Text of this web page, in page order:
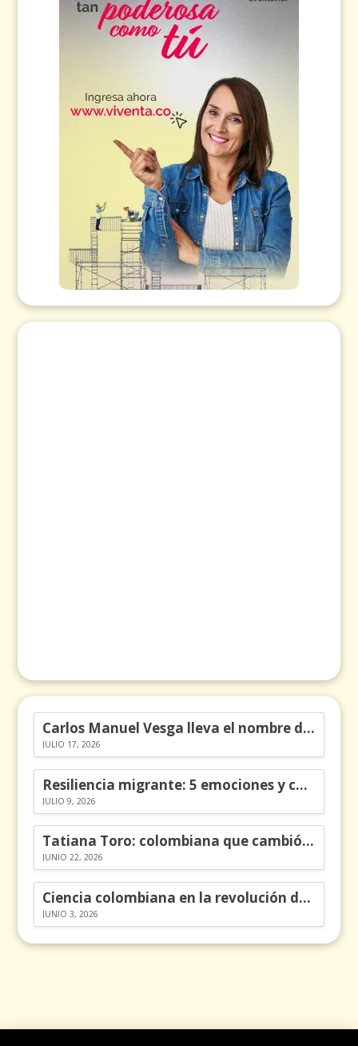
Carlos Manuel Vesga lleva el nombre de Colombia a los Emmy
JULIO 17, 2026
Resiliencia migrante: 5 emociones y cómo gestionarlas
JULIO 9, 2026
Tatiana Toro: colombiana que cambió la historia de las matemáticas
JUNIO 22, 2026
Ciencia colombiana en la revolución de los órganos en chips
JUNIO 3, 2026